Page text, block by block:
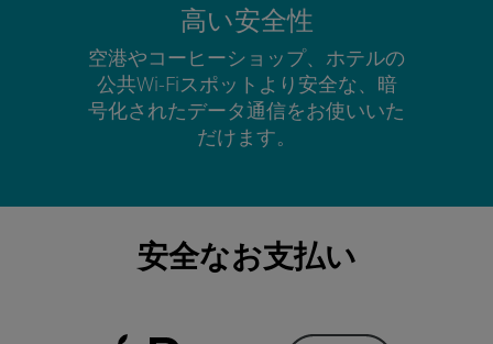
高い安全性
空港やコーヒーショップ、ホテルの
公共Wi-Fiスポットより安全な、暗
号化されたデータ通信をお使いいた
だけます。
安全なお支払い